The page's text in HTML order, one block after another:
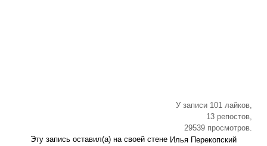
У записи 101 лайков,
13 репостов,
29539 просмотров.
Эту запись оставил(а) на своей стене Илья Перекопский